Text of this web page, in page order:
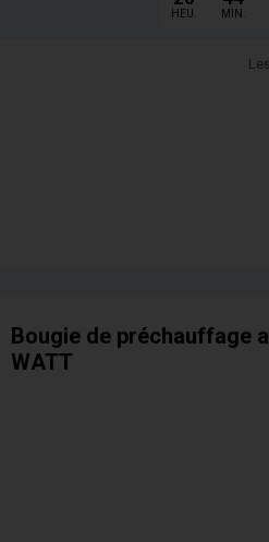
HEU. MIN.
Bougie de préchauffage
WATT